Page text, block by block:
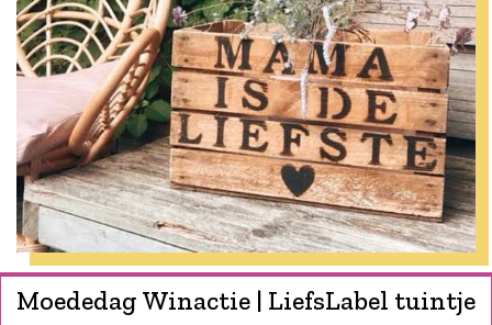
Moededag Winactie | LiefsLabel tuintje